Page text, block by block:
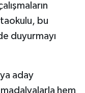
bu
duyurmayı
aday
hem